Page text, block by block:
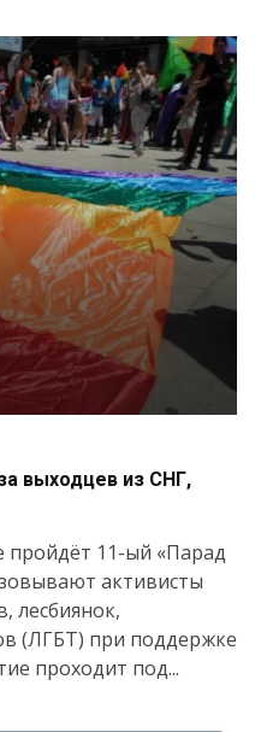
выходцев из СНГ,
пройдёт 11-ый «Парад
активисты
лесбиянок,
(ЛГБТ) при поддержке
проходит под...